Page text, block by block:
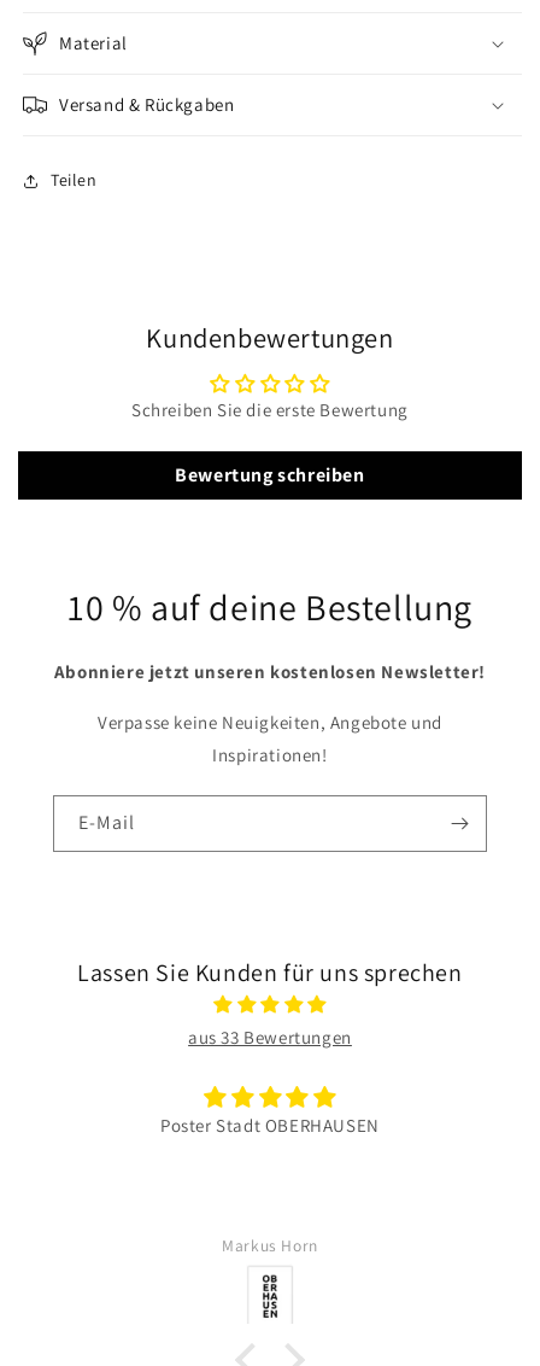
Material
Versand & Rückgaben
Teilen
Kundenbewertungen
Schreiben Sie die erste Bewertung
Bewertung schreiben
10 % auf deine Bestellung
Abonniere jetzt unseren kostenlosen Newsletter!
Verpasse keine Neuigkeiten, Angebote und
Inspirationen!
E-Mail
Lassen Sie Kunden für uns sprechen
aus 33 Bewertungen
Poster Stadt OBERHAUSEN
Markus Horn